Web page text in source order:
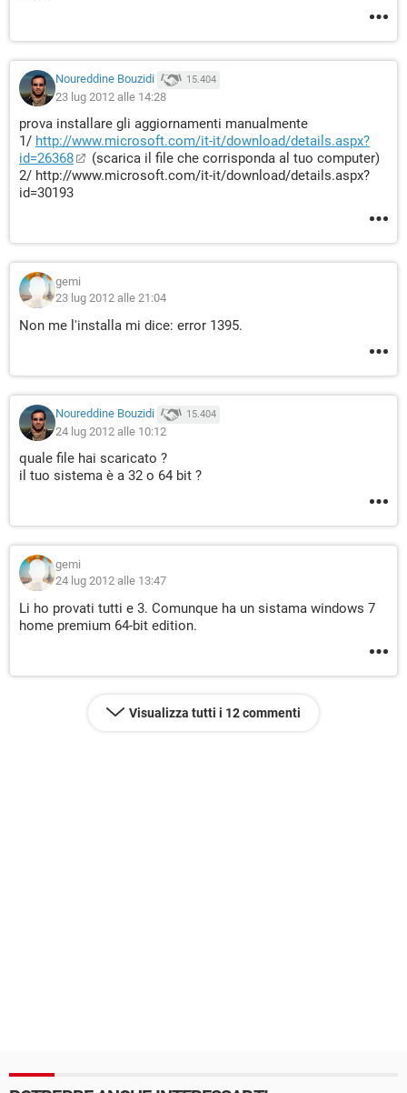
Noureddine Bouzidi 15.404
23 lug 2012 alle 14:28
prova installare gli aggiornamenti manualmente
1/ http://www.microsoft.com/it-it/download/details.aspx?
id=26368
(scarica il file che corrisponda al tuo computer)
2/ http://www.microsoft.com/it-it/download/details.aspx?
id=30193
gemi
23 lug 2012 alle 21:04
Non me l'installa mi dice: error 1395.
Noureddine Bouzidi 15.404
24 lug 2012 alle 10:12
quale file hai scaricato ?
il tuo sistema è a 32 o 64 bit ?
gemi
24 lug 2012 alle 13:47
Li ho provati tutti e 3. Comunque ha un sistama windows 7
home premium 64-bit edition.
Visualizza tutti i 12 commenti